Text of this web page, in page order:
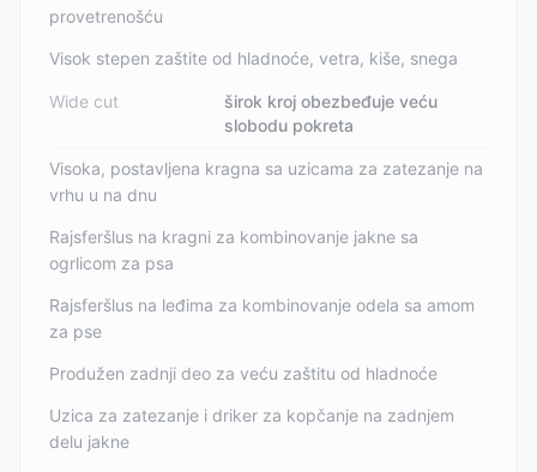
provetrenošću
Visok stepen zaštite od hladnoće, vetra, kiše, snega
Wide cut
širok kroj obezbeđuje veću
slobodu pokreta
Visoka, postavljena kragna sa uzicama za zatezanje na
vrhu u na dnu
Rajsferšlus na kragni za kombinovanje jakne sa
ogrlicom za psa
Rajsferšlus na leđima za kombinovanje odela sa amom
za pse
Produžen zadnji deo za veću zaštitu od hladnoće
Uzica za zatezanje i driker za kopčanje na zadnjem
delu jakne